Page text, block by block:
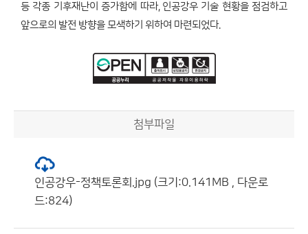
등 각종 기후재난이 증가함에 따라, 인공강우 기술 현황을 점검하고
앞으로의 발전 방향을 모색하기 위하여 마련되었다.
첨부파일
인공강우-정책토론회.jpg (크기:0.141MB , 다운로
드:824)